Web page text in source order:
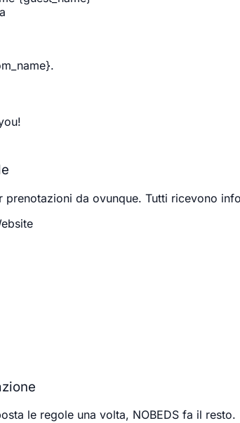
.
prenotazioni da ovunque. Tutti ricevono
le regole una volta, NOBEDS fa il resto.